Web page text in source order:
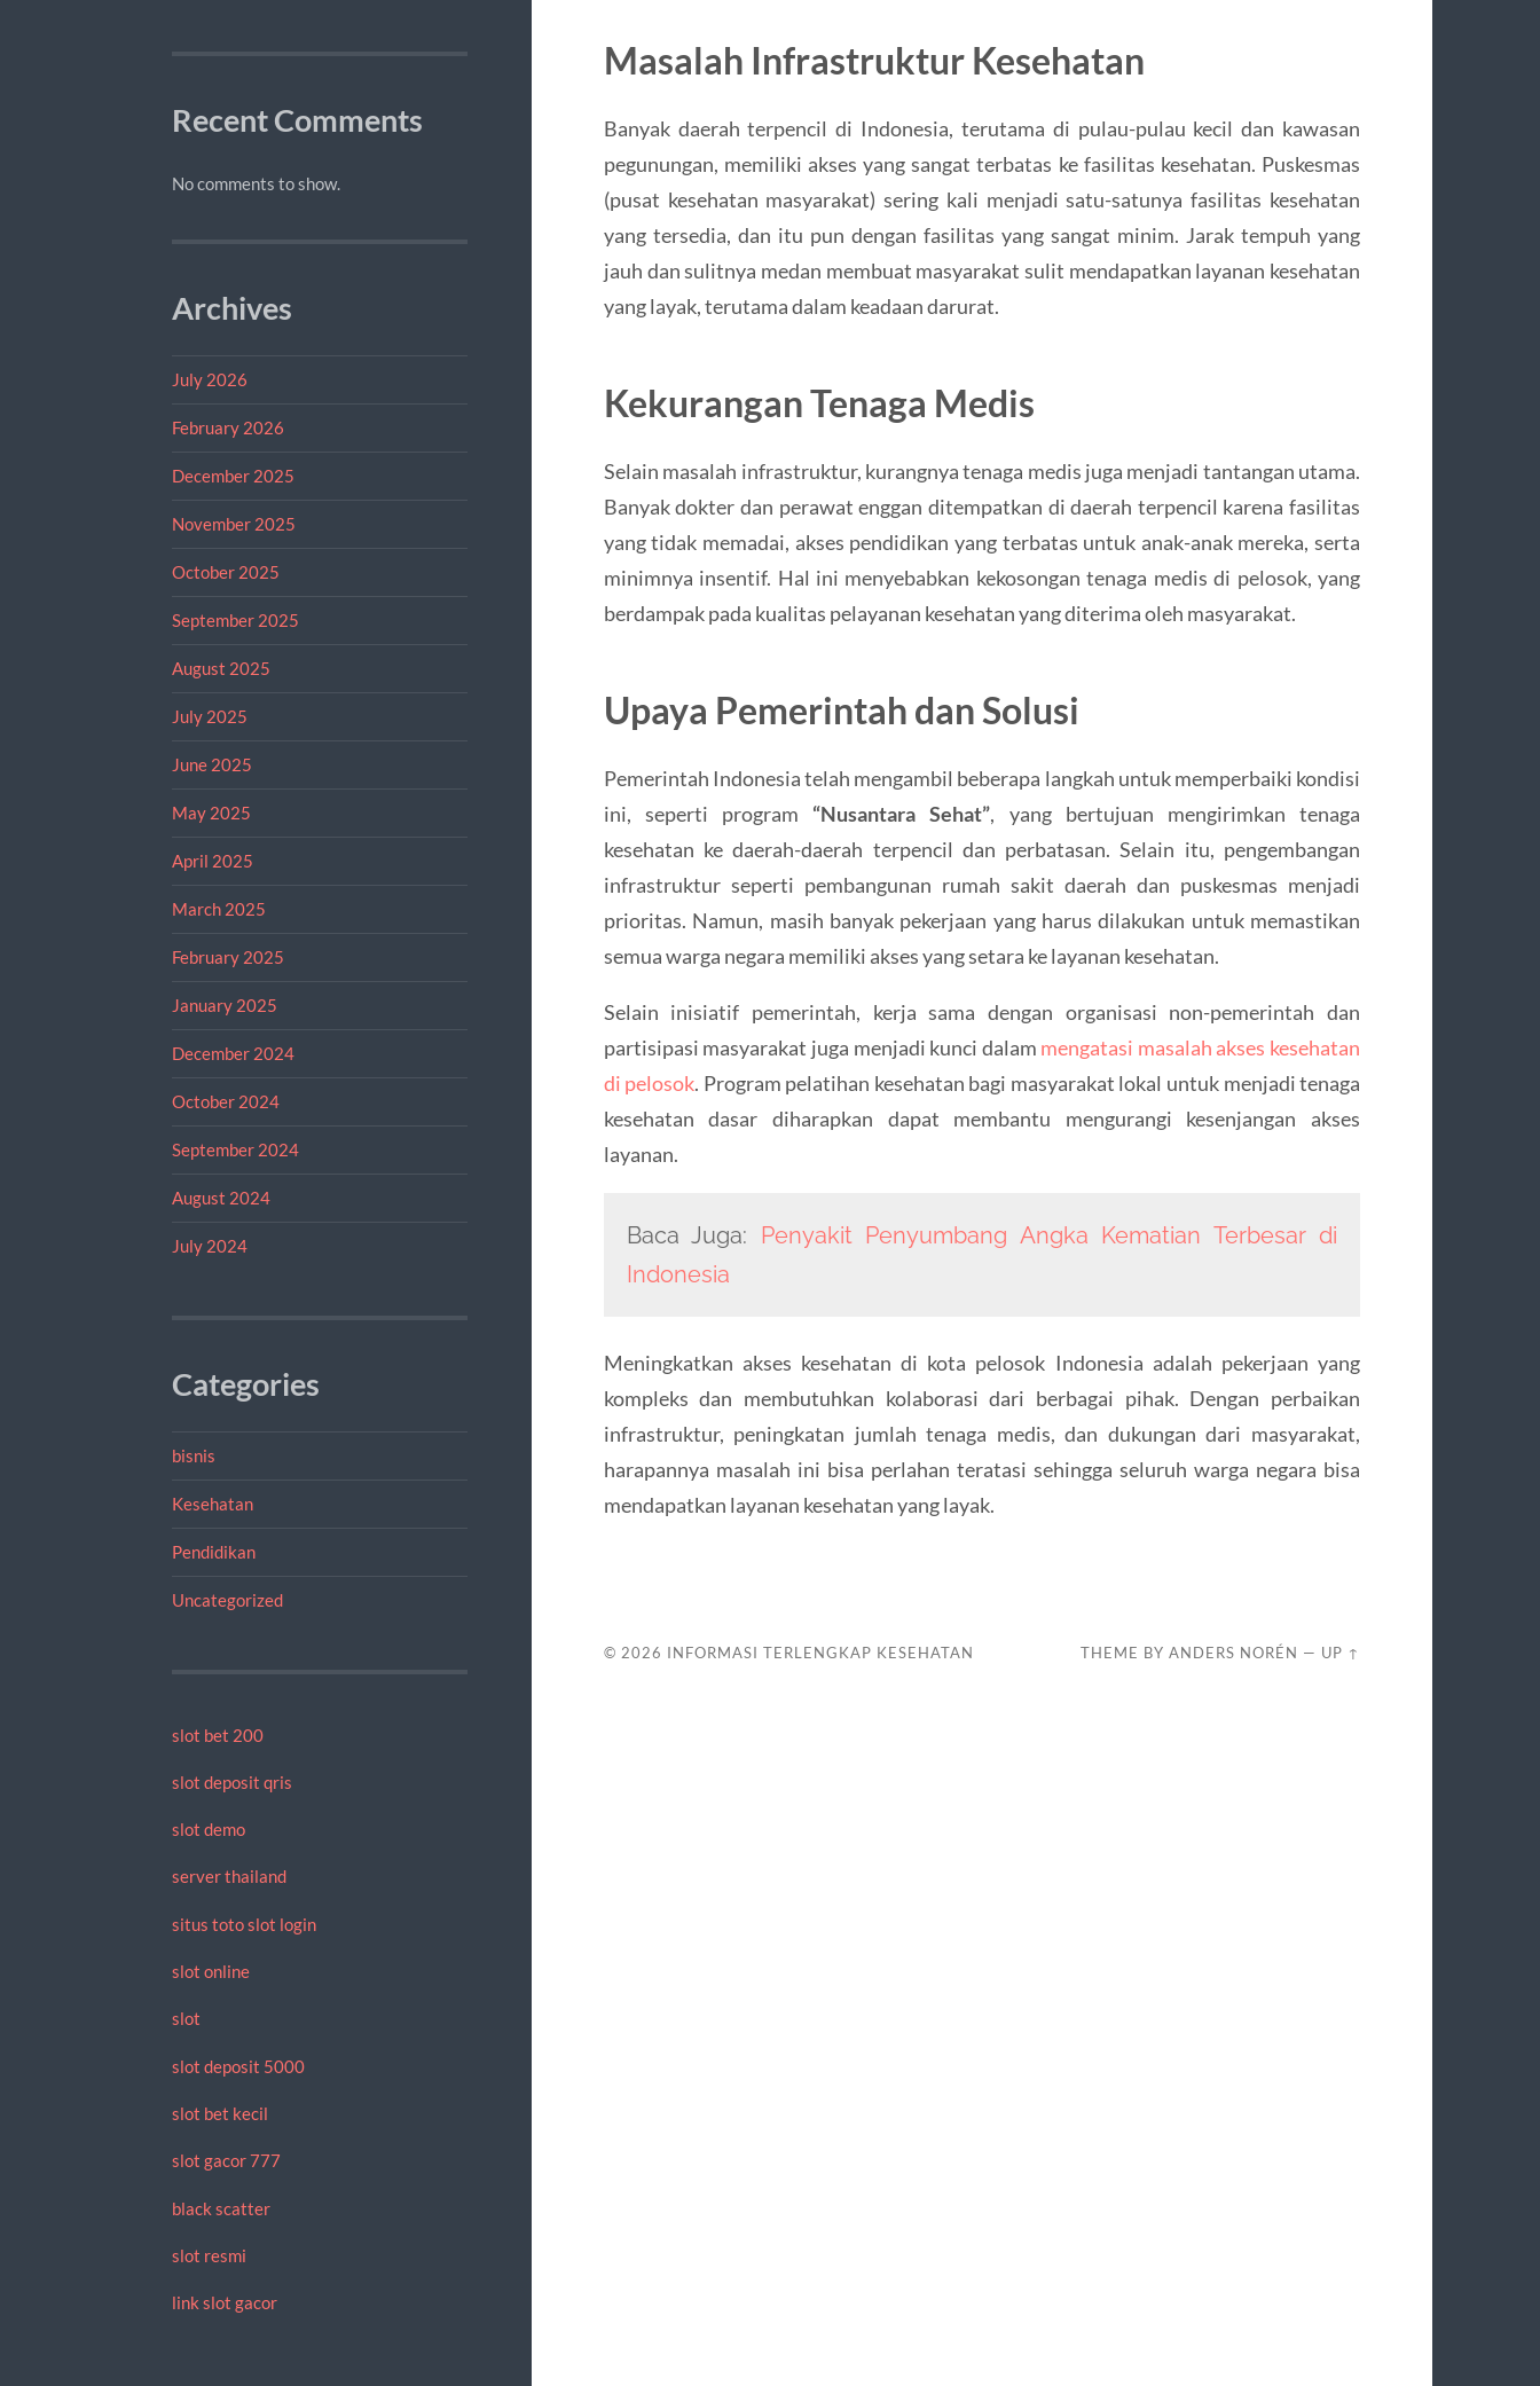
Recent Comments
No comments to show.
Archives
July 2026
February 2026
December 2025
November 2025
October 2025
September 2025
August 2025
July 2025
June 2025
May 2025
April 2025
March 2025
February 2025
January 2025
December 2024
October 2024
September 2024
August 2024
July 2024
Categories
bisnis
Kesehatan
Pendidikan
Uncategorized
slot bet 200
slot deposit qris
slot demo
server thailand
situs toto slot login
slot online
slot
slot deposit 5000
slot bet kecil
slot gacor 777
black scatter
slot resmi
link slot gacor
Masalah Infrastruktur Kesehatan
Banyak daerah terpencil di Indonesia, terutama di pulau-pulau kecil dan kawasan
pegunungan, memiliki akses yang sangat terbatas ke fasilitas kesehatan. Puskesmas
(pusat kesehatan masyarakat) sering kali menjadi satu-satunya fasilitas kesehatan
yang tersedia, dan itu pun dengan fasilitas yang sangat minim. Jarak tempuh yang
jauh dan sulitnya medan membuat masyarakat sulit mendapatkan layanan kesehatan
yang layak, terutama dalam keadaan darurat.
Kekurangan Tenaga Medis
Selain masalah infrastruktur, kurangnya tenaga medis juga menjadi tantangan utama.
Banyak dokter dan perawat enggan ditempatkan di daerah terpencil karena fasilitas
yang tidak memadai, akses pendidikan yang terbatas untuk anak-anak mereka, serta
minimnya insentif. Hal ini menyebabkan kekosongan tenaga medis di pelosok, yang
berdampak pada kualitas pelayanan kesehatan yang diterima oleh masyarakat.
Upaya Pemerintah dan Solusi
Pemerintah Indonesia telah mengambil beberapa langkah untuk memperbaiki kondisi
ini, seperti program “Nusantara Sehat”, yang bertujuan mengirimkan tenaga
kesehatan ke daerah-daerah terpencil dan perbatasan. Selain itu, pengembangan
infrastruktur seperti pembangunan rumah sakit daerah dan puskesmas menjadi
prioritas. Namun, masih banyak pekerjaan yang harus dilakukan untuk memastikan
semua warga negara memiliki akses yang setara ke layanan kesehatan.
Selain inisiatif pemerintah, kerja sama dengan organisasi non-pemerintah dan
partisipasi masyarakat juga menjadi kunci dalam mengatasi masalah akses kesehatan
di pelosok. Program pelatihan kesehatan bagi masyarakat lokal untuk menjadi tenaga
kesehatan dasar diharapkan dapat membantu mengurangi kesenjangan akses
layanan.
Baca Juga: Penyakit Penyumbang Angka Kematian Terbesar di
Indonesia
Meningkatkan akses kesehatan di kota pelosok Indonesia adalah pekerjaan yang
kompleks dan membutuhkan kolaborasi dari berbagai pihak. Dengan perbaikan
infrastruktur, peningkatan jumlah tenaga medis, dan dukungan dari masyarakat,
harapannya masalah ini bisa perlahan teratasi sehingga seluruh warga negara bisa
mendapatkan layanan kesehatan yang layak.
© 2026 INFORMASI TERLENGKAP KESEHATAN THEME BYANDERS NORÉN — UP ↑